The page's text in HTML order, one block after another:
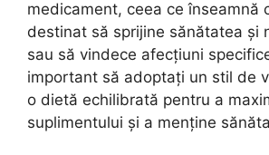
medicament, ceea ce înseamnă
destinat să sprijine sănătatea și
sau să vindece afecțiuni
important să adoptați un stil de
o dietă echilibrată pentru a
suplimentului și a menține